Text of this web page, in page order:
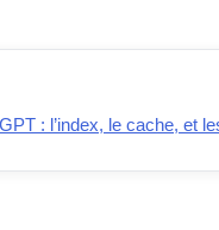
: l’index, le cache, et